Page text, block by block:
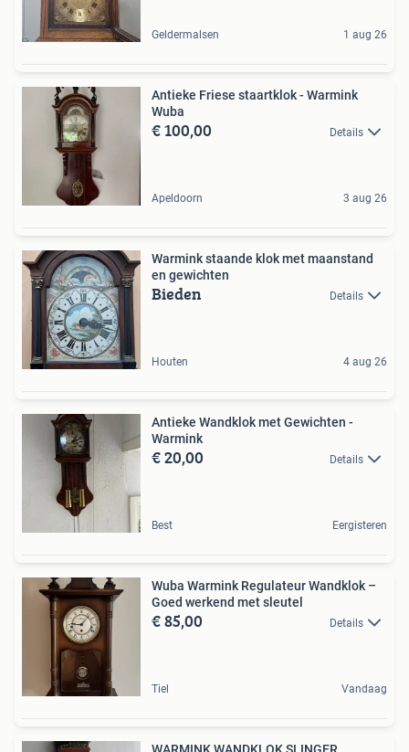
Geldermalsen 1 aug 26
Antieke Friese staartklok - Warmink
Wuba
€ 100,00 Details
Apeldoorn 3 aug 26
Warmink staande klok met maanstand
en gewichten
Bieden Details
Houten 4 aug 26
Antieke Wandklok met Gewichten -
Warmink
€ 20,00 Details
Best Eergisteren
Wuba Warmink Regulateur Wandklok –
Goed werkend met sleutel
€ 85,00 Details
Tiel Vandaag